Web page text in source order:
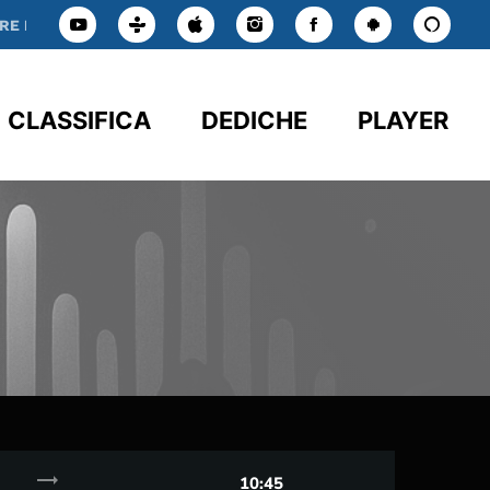
FEDERICA BUONA RADIO A TUTTI, HO
CLASSIFICA DEDICHE PLAYER
trending_flat 10:45